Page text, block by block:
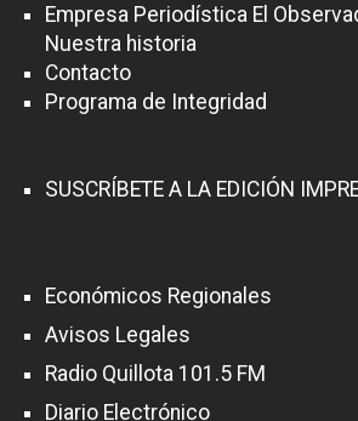
Empresa Periodística El
Nuestra historia
Contacto
Programa de Integridad
SUSCRÍBETE A LA EDICIÓN
Económicos Regionales
Avisos Legales
Radio Quillota 101.5 FM
Diario Electrónico